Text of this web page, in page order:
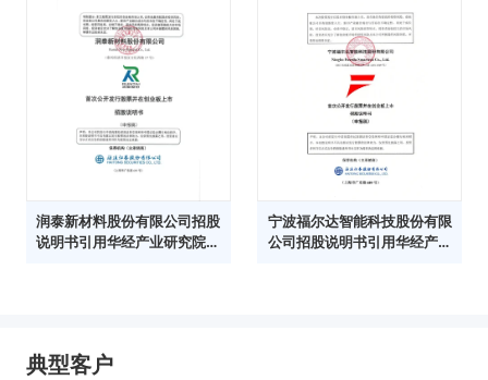
润泰新材料股份有限公司招股
说明书引用华经产业研究院数
宁波福尔达智能科技股份有限
公司招股说明书引用华经产业
典型客户